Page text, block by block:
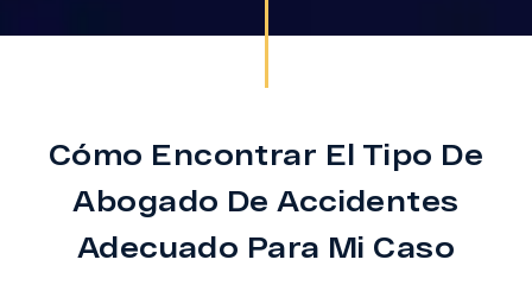
Cómo Encontrar El Tipo De
Abogado De Accidentes
Adecuado Para Mi Caso